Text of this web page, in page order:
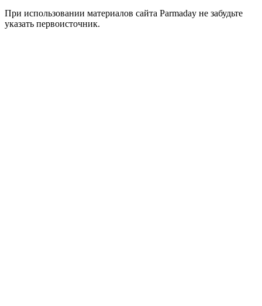
При использовании материалов сайта Parmaday не забудьте
указать первоисточник.